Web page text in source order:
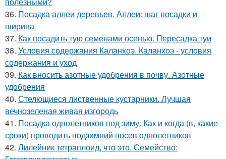
36. Посадка аллеи деревьев. Аллеи: шаг посадки и
ширина
37. Как посадить тую семенами осенью. Пересадка туи
38. Условия содержания Каланхоэ. Каланхоэ - условия
содержания и уход
39. Как вносить азотные удобрения в почву. Азотные
удобрения
40. Стелющиеся лиственные кустарники. Лучшая
вечнозеленая живая изгородь
41. Посадка однолетников под зиму. Как и когда (в, какие
сроки) проводить подзимний посев однолетников
42. Лилейник тетраплоид, что это. Семейство: